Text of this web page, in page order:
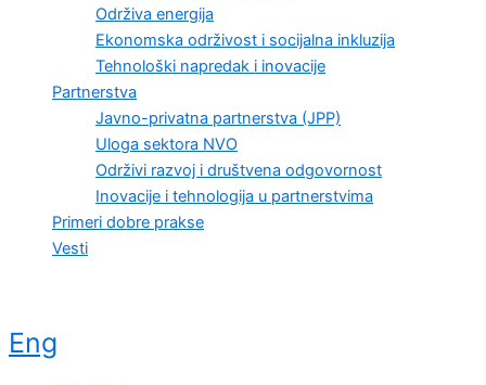
Održiva energija
Ekonomska održivost i socijalna inkluzija
Tehnološki napredak i inovacije
Partnerstva
Javno-privatna partnerstva (JPP)
Uloga sektora NVO
Održivi razvoj i društvena odgovornost
Inovacije i tehnologija u partnerstvima
Primeri dobre prakse
Vesti
Eng